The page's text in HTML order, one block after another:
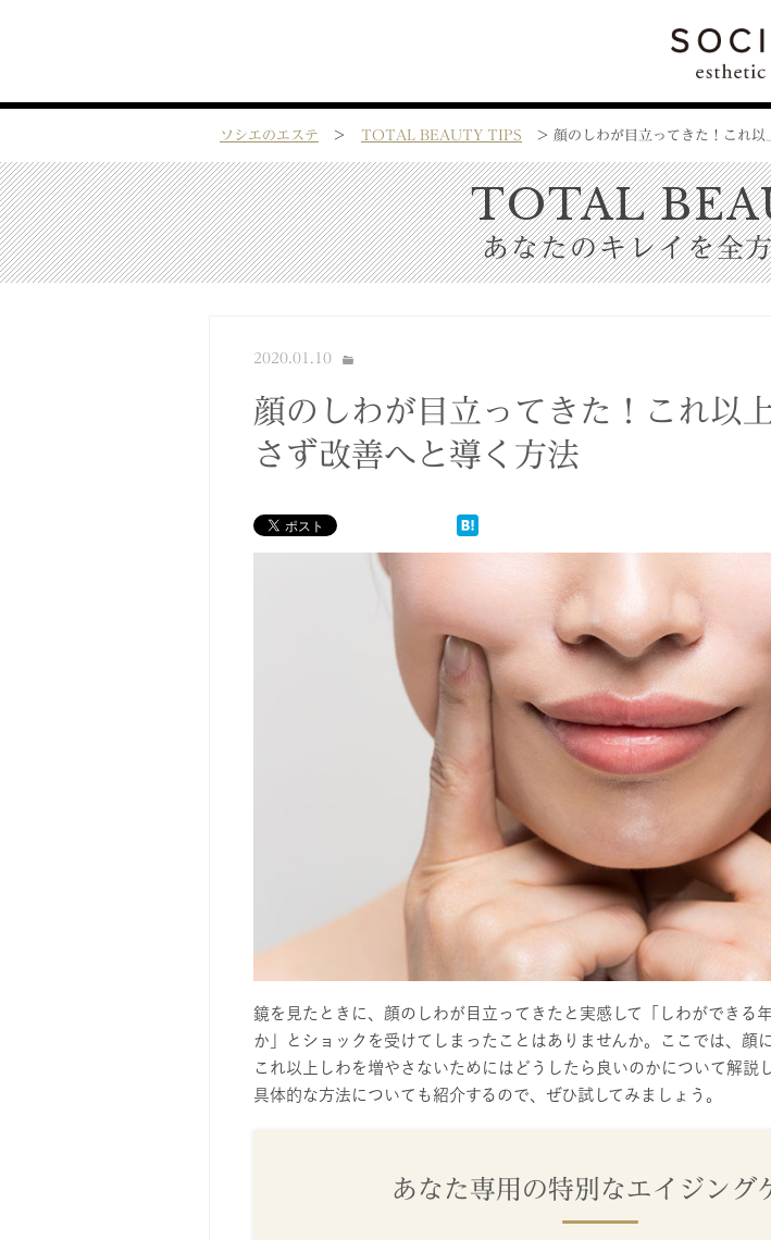
ソシエのエステ > TOTAL BEAUTY TIPS > 顔のしわが目立ってきた！これ
TOTAL
あなたのキレイを全
2020.01.10
顔のしわが目立ってきた！これ以
さず改善へと導く方法
鏡を見たときに、顔のしわが目立ってきたと実感して「しわができる
か」とショックを受けてしまったことはありませんか。ここでは、顔
これ以上しわを増やさないためにはどうしたら良いのかについて解説
具体的な方法についても紹介するので、ぜひ試してみましょう。
あなた専用の特別なエイジング